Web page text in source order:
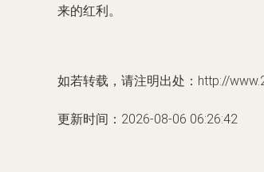
来的红利。
如若转载，请注明出处：http://
更新时间：2026-08-06 06:26:42